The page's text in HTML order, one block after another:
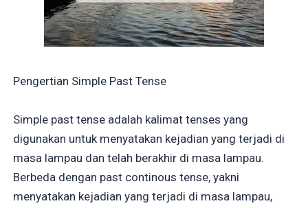
Pengertian Simple Past Tense
Simple past tense adalah kalimat tenses yang
digunakan untuk menyatakan kejadian yang terjadi di
masa lampau dan telah berakhir di masa lampau.
Berbeda dengan past continous tense, yakni
menyatakan kejadian yang terjadi di masa lampau,